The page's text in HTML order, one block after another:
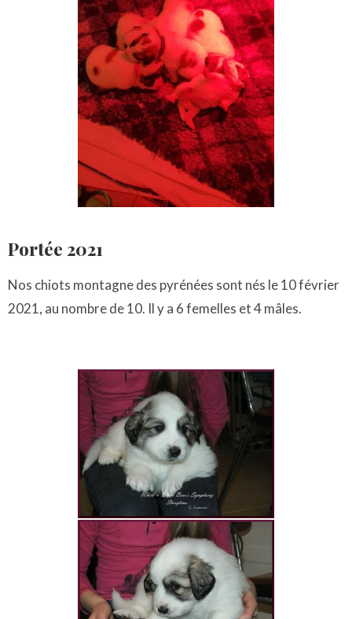
Portée 2021
Nos chiots montagne des pyrénées sont nés le 10 février
2021, au nombre de 10. Il y a 6 femelles et 4 mâles.